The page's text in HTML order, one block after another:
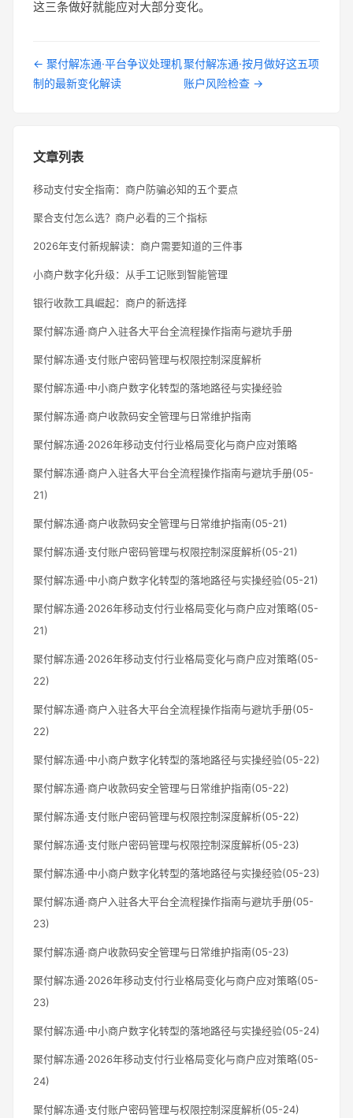
这三条做好就能应对大部分变化。
← 聚付解冻通·平台争议处理机
制的最新变化解读
聚付解冻通·按月做好这五项
账户风险检查 →
文章列表
移动支付安全指南：商户防骗必知的五个要点
聚合支付怎么选？商户必看的三个指标
2026年支付新规解读：商户需要知道的三件事
小商户数字化升级：从手工记账到智能管理
银行收款工具崛起：商户的新选择
聚付解冻通·商户入驻各大平台全流程操作指南与避坑手册
聚付解冻通·支付账户密码管理与权限控制深度解析
聚付解冻通·中小商户数字化转型的落地路径与实操经验
聚付解冻通·商户收款码安全管理与日常维护指南
聚付解冻通·2026年移动支付行业格局变化与商户应对策略
聚付解冻通·商户入驻各大平台全流程操作指南与避坑手册(05-
21)
聚付解冻通·商户收款码安全管理与日常维护指南(05-21)
聚付解冻通·支付账户密码管理与权限控制深度解析(05-21)
聚付解冻通·中小商户数字化转型的落地路径与实操经验(05-21)
聚付解冻通·2026年移动支付行业格局变化与商户应对策略(05-
21)
聚付解冻通·2026年移动支付行业格局变化与商户应对策略(05-
22)
聚付解冻通·商户入驻各大平台全流程操作指南与避坑手册(05-
22)
聚付解冻通·中小商户数字化转型的落地路径与实操经验(05-22)
聚付解冻通·商户收款码安全管理与日常维护指南(05-22)
聚付解冻通·支付账户密码管理与权限控制深度解析(05-22)
聚付解冻通·支付账户密码管理与权限控制深度解析(05-23)
聚付解冻通·中小商户数字化转型的落地路径与实操经验(05-23)
聚付解冻通·商户入驻各大平台全流程操作指南与避坑手册(05-
23)
聚付解冻通·商户收款码安全管理与日常维护指南(05-23)
聚付解冻通·2026年移动支付行业格局变化与商户应对策略(05-
23)
聚付解冻通·中小商户数字化转型的落地路径与实操经验(05-24)
聚付解冻通·2026年移动支付行业格局变化与商户应对策略(05-
24)
聚付解冻通·支付账户密码管理与权限控制深度解析(05-24)